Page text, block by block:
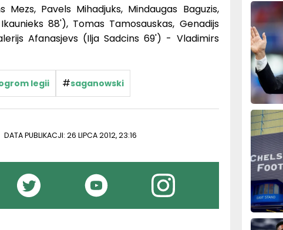
Pavels Mihadjuks, Mindaugas Baguzis,
88'), Tomas Tamosauskas, Genadijs
Afanasjevs (Ilja Sadcins 69') - Vladimirs
legii #saganowski
DATA PUBLIKACJI: 26 LIPCA 2012, 23:16